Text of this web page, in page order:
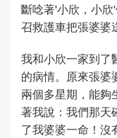
斷唸著'小欣，小
召救護車把張婆婆
我和小欣一家到了
的病情。原來張婆
兩個多星期，能夠
著我說：我們那天
了我婆婆一命！沒